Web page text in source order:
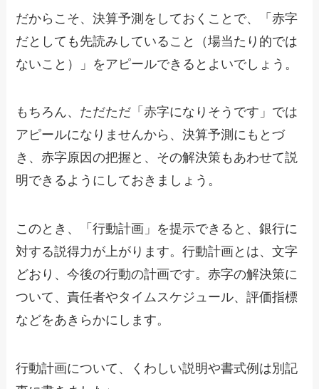
だからこそ、決算予測をしておくことで、「赤字
だとしても先読みしていること（場当たり的では
ないこと）」をアピールできるとよいでしょう。
もちろん、ただただ「赤字になりそうです」では
アピールになりませんから、決算予測にもとづ
き、赤字原因の把握と、その解決策もあわせて説
明できるようにしておきましょう。
このとき、「行動計画」を提示できると、銀行に
対する説得力が上がります。行動計画とは、文字
どおり、今後の行動の計画です。赤字の解決策に
ついて、責任者やタイムスケジュール、評価指標
などをあきらかにします。
行動計画について、くわしい説明や書式例は別記